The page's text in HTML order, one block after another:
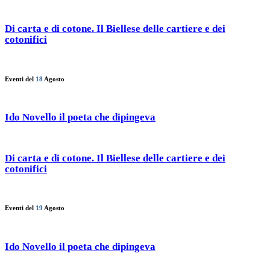
Di carta e di cotone. Il Biellese delle cartiere e dei
cotonifici
Eventi del 18 Agosto
Ido Novello il poeta che dipingeva
Di carta e di cotone. Il Biellese delle cartiere e dei
cotonifici
Eventi del 19 Agosto
Ido Novello il poeta che dipingeva